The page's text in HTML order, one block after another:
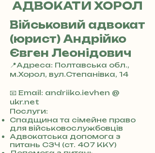
АДВОКАТИ ХОРОЛ
Військовий адвокат
(юрист) Андрійко
Євген Леонідович
📍Адреса: Полтавська обл.,
м.Хорол, вул.Степанівка, 14
3
8
0
7
3
0
4
📧 Email: andriiko.ievhen @
ukr.net
Послуги:
Спадщина та сімейне право
для військовослужбовців
Адвокатська допомога з
питань СЗЧ (ст. 407 ККУ)